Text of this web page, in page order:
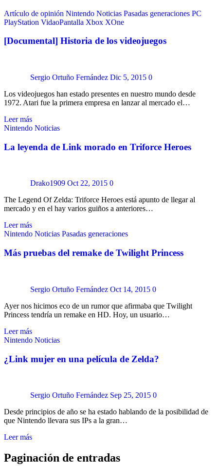
Artículo de opinión Nintendo Noticias Pasadas generaciones PC
PlayStation VidaoPantalla Xbox XOne
[Documental] Historia de los videojuegos
Sergio Ortuño Fernández Dic 5, 2015 0
Los videojuegos han estado presentes en nuestro mundo desde
1972. Atari fue la primera empresa en lanzar al mercado el…
Leer más
Nintendo Noticias
La leyenda de Link morado en Triforce Heroes
Drako1909 Oct 22, 2015 0
The Legend Of Zelda: Triforce Heroes está apunto de llegar al
mercado y en el hay varios guiños a anteriores…
Leer más
Nintendo Noticias Pasadas generaciones
Más pruebas del remake de Twilight Princess
Sergio Ortuño Fernández Oct 14, 2015 0
Ayer nos hicimos eco de un rumor que afirmaba que Twilight
Princess tendría un remake en HD. Hoy, un usuario…
Leer más
Nintendo Noticias
¿Link mujer en una película de Zelda?
Sergio Ortuño Fernández Sep 25, 2015 0
Desde principios de año se ha estado hablando de la posibilidad de
que Nintendo llevara sus IPs a la gran…
Leer más
Paginación de entradas